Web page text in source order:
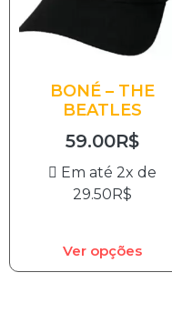
BONÉ – THE
BEATLES
59.00R$
Em até 2x de
29.50 R$
Ver opções